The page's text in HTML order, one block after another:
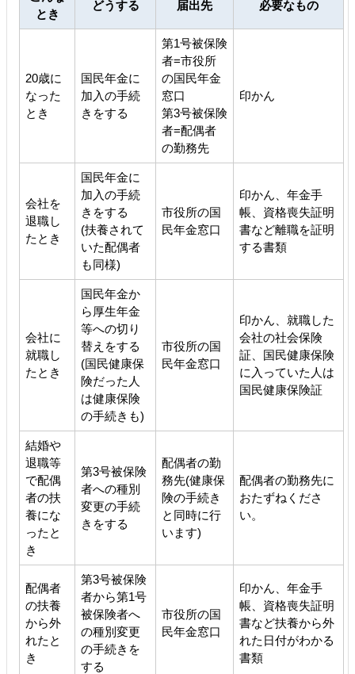
とき
どうする 届出先 必要なもの
20歳に
なった
とき
国民年金に
加入の手続
きをする
第1号被保険
者=市役所
の国民年金
窓口
第3号被保険
者=配偶者
の勤務先
印かん
会社を
退職し
たとき
国民年金に
加入の手続
きをする
(扶養されて
いた配偶者
も同様)
市役所の国
民年金窓口
印かん、年金手
帳、資格喪失証明
書など離職を証明
する書類
会社に
就職し
たとき
国民年金か
ら厚生年金
等への切り
替えをする
(国民健康保
険だった人
は健康保険
の手続きも)
市役所の国
民年金窓口
印かん、就職した
会社の社会保険
証、国民健康保険
に入っていた人は
国民健康保険証
結婚や
退職等
で配偶
者の扶
養にな
ったと
き
第3号被保険
者への種別
変更の手続
きをする
配偶者の勤
務先(健康保
険の手続き
と同時に行
います)
配偶者の勤務先に
おたずねくださ
い。
配偶者
の扶養
から外
れたと
き
第3号被保険
者から第1号
被保険者へ
の種別変更
の手続きを
する
市役所の国
民年金窓口
印かん、年金手
帳、資格喪失証明
書など扶養から外
れた日付がわかる
書類